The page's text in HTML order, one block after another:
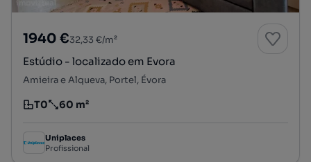
1940 €32,33 €/m²
Estúdio - localizado em Evora
Amieira e Alqueva, Portel, Évora
Tipologia
T0
Preço por metro quadrado
60 m²
Uniplaces
Profissional